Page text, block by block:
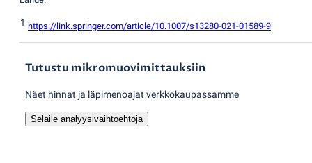
1 https://link.springer.com/article/10.1007/s13280-021-01589-9
Tutustu mikromuovimittauksiin
Näet hinnat ja läpimenoajat verkkokaupassamme
Selaile analyysivaihtoehtoja